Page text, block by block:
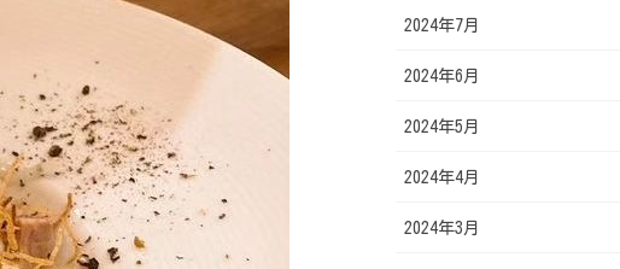
2024年7月
2024年6月
2024年5月
2024年4月
2024年3月